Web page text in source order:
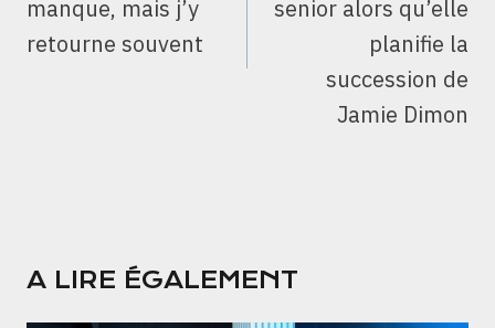
manque, mais j’y
retourne souvent
senior alors qu’elle
planifie la
succession de
Jamie Dimon
A LIRE ÉGALEMENT